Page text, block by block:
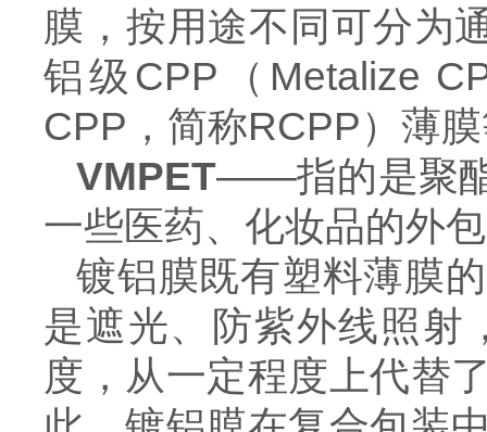
膜，按用途不同可分为
铝级CPP（Metalize
CPP，简称RCPP）薄
VMPET——指的是聚酯
一些医药、化妆品的外
镀铝膜既有塑料薄膜
是遮光、防紫外线照射
度，从一定程度上代替